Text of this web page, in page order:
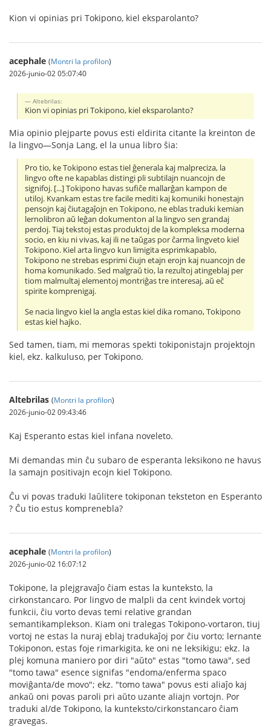
Kion vi opinias pri Tokipono, kiel eksparolanto?
acephale (Montri la profilon)
2026-junio-02 05:07:40
Altebrilas:
Kion vi opinias pri Tokipono, kiel eksparolanto?
Mia opinio plejparte povus esti eldirita citante la kreinton de
la lingvo—Sonja Lang, el la unua libro ŝia:
Pro tio, ke Tokipono estas tiel ĝenerala kaj malpreciza, la
lingvo ofte ne kapablas distingi pli subtilajn nuancojn de
signifoj. [...] Tokipono havas sufiĉe mallarĝan kampon de
utiloj. Kvankam estas tre facile mediti kaj komuniki honestajn
pensojn kaj ĉiutagaĵojn en Tokipono, ne eblas traduki kemian
lernolibron aŭ leĝan dokumenton al la lingvo sen grandaj
perdoj. Tiaj tekstoj estas produktoj de la kompleksa moderna
socio, en kiu ni vivas, kaj ili ne taŭgas por ĉarma lingveto kiel
Tokipono. Kiel arta lingvo kun limigita esprimkapablo,
Tokipono ne strebas esprimi ĉiujn etajn erojn kaj nuancojn de
homa komunikado. Sed malgraŭ tio, la rezultoj atingeblaj per
tiom malmultaj elementoj montriĝas tre interesaj, aŭ eĉ
spirite komprenigaj.
Se nacia lingvo kiel la angla estas kiel dika romano, Tokipono
estas kiel hajko.
Sed tamen, tiam, mi memoras spekti tokiponistajn projektojn
kiel, ekz. kalkuluso, per Tokipono.
Altebrilas (Montri la profilon)
2026-junio-02 09:43:46
Kaj Esperanto estas kiel infana noveleto.
Mi demandas min ĉu subaro de esperanta leksikono ne havus
la samajn positivajn ecojn kiel Tokipono.
Ĉu vi povas traduki laŭlitere tokiponan teksteton en Esperanto
? Ĉu tio estus komprenebla?
acephale (Montri la profilon)
2026-junio-02 16:07:12
Tokipone, la plejgravaĵo ĉiam estas la kunteksto, la
cirkonstancaro. Por lingvo de malpli da cent kvindek vortoj
funkcii, ĉiu vorto devas temi relative grandan
semantikamplekson. Kiam oni tralegas Tokipono-vortaron, tiuj
vortoj ne estas la nuraj eblaj tradukaĵoj por ĉiu vorto; lernante
Tokiponon, estas foje rimarkigita, ke oni ne leksikigu; ekz. la
plej komuna maniero por diri "aŭto" estas "tomo tawa", sed
"tomo tawa" esence signifas "endoma/enferma spaco
moviĝanta/de movo"; ekz. "tomo tawa" povus esti aliaĵo kaj
ankaŭ oni povas paroli pri aŭto uzante aliajn vortojn. Por
traduki al/de Tokipono, la kunteksto/cirkonstancaro ĉiam
gravegas.